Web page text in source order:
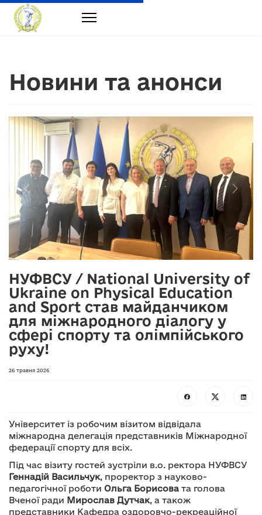
Новини та анонси
Previous Next
НУФВСУ / National University of
Ukraine on Physical Education
and Sport став майданчиком
для міжнародного діалогу у
сфері спорту та олімпійського
руху!
26 травня 2026
Університет із робочим візитом відвідала
міжнародна делегація представників Міжнародної
федерації спорту для всіх.
Під час візиту гостей зустріли в.о. ректора НУФВСУ
Геннадій Васильчук, проректор з науково-
педагогічної роботи Ольга Борисова та голова
Вченої ради Мирослав Дутчак, а також
представники Кафедра оздоровчо-рекреаційної